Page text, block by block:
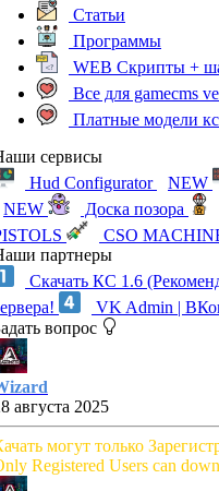
Статьи
Программы
WEB Скрипты +
Все для gamecms
Платные модели
сервисы
Hud Configurator
NEW
NEW
Доска позора
CSO
партнеры
Скачать КС 1.6
VK Admin |
вопрос
августа 2025
могут только
Registered Users can